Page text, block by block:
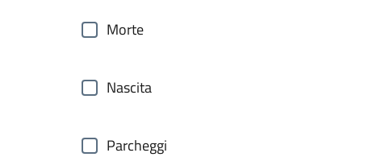
Morte
Nascita
Parcheggi